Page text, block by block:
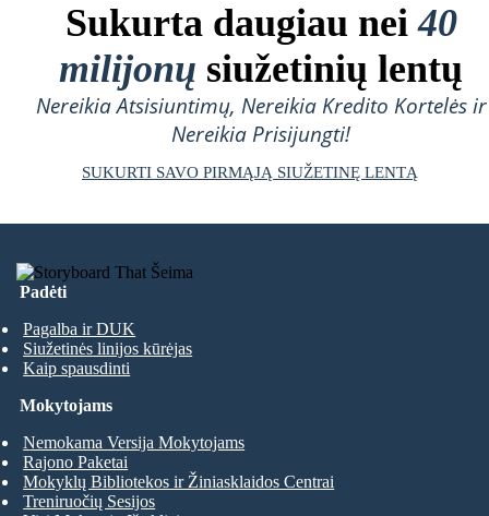
Sukurta daugiau nei40
milijonų siužetinių lentų
Nereikia Atsisiuntimų, Nereikia Kredito Kortelės ir
Nereikia Prisijungti!
SUKURTI SAVO PIRMĄJĄ SIUŽETINĘ LENTĄ
Padėti
Pagalba ir DUK
Siužetinės linijos kūrėjas
Kaip spausdinti
Mokytojams
Nemokama Versija Mokytojams
Rajono Paketai
Mokyklų Bibliotekos ir Žiniasklaidos Centrai
Treniruočių Sesijos